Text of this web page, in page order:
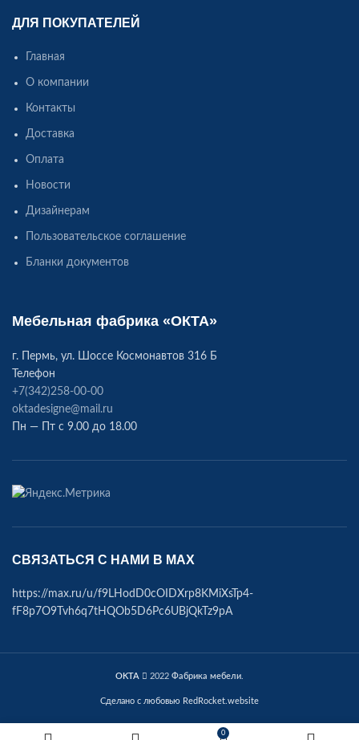
ДЛЯ ПОКУПАТЕЛЕЙ
Главная
О компании
Контакты
Доставка
Оплата
Новости
Дизайнерам
Пользовательское соглашение
Бланки документов
Мебельная фабрика «ОКТА»
г. Пермь, ул. Шоссе Космонавтов 316 Б
Телефон
+7(342)258-00-00
oktadesigne@mail.ru
Пн — Пт с 9.00 до 18.00
СВЯЗАТЬСЯ С НАМИ В МАХ
https://max.ru/u/f9LHodD0cOIDXrp8KMiXsTp4-
fF8p7O9Tvh6q7tHQOb5D6Pc6UBjQkTz9pA
OKTA 2022 Фабрика мебели
Сделано с любовью RedRocket.website
0